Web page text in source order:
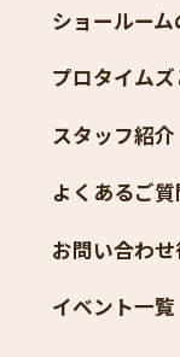
ショールー
プロタイム
スタッフ紹介
よくあるご質
お問い合わ
イベント一覧